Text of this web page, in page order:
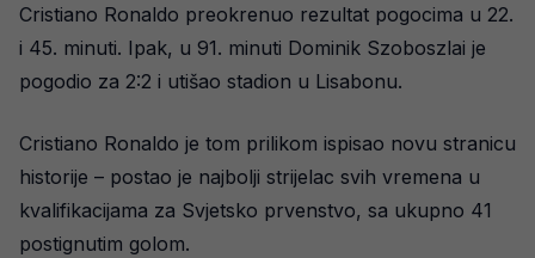
Cristiano Ronaldo preokrenuo rezultat pogocima u 22.
i 45. minuti. Ipak, u 91. minuti Dominik Szoboszlai je
pogodio za 2:2 i utišao stadion u Lisabonu.
Cristiano Ronaldo je tom prilikom ispisao novu stranicu
historije – postao je najbolji strijelac svih vremena u
kvalifikacijama za Svjetsko prvenstvo, sa ukupno 41
postignutim golom.